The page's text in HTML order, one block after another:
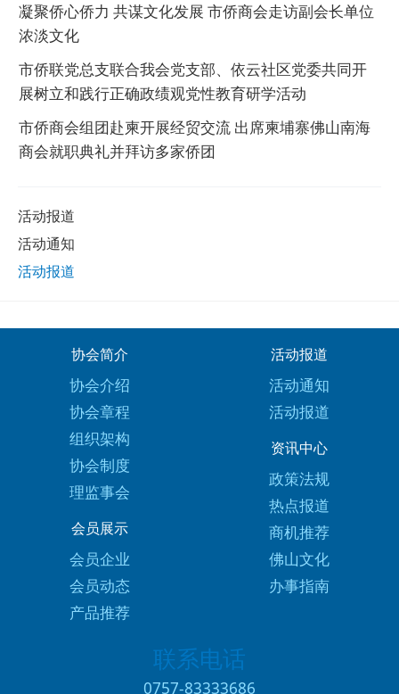
凝聚侨心侨力 共谋文化发展 市侨商会走访副会长单位
浓淡文化
市侨联党总支联合我会党支部、依云社区党委共同开
展树立和践行正确政绩观党性教育研学活动
市侨商会组团赴柬开展经贸交流 出席柬埔寨佛山南海
商会就职典礼并拜访多家侨团
活动报道
活动通知
活动报道
协会简介
协会介绍
协会章程
组织架构
协会制度
理监事会
活动报道
活动通知
活动报道
资讯中心
政策法规
热点报道
商机推荐
佛山文化
办事指南
会员展示
会员企业
会员动态
产品推荐
联系电话
0757-83333686